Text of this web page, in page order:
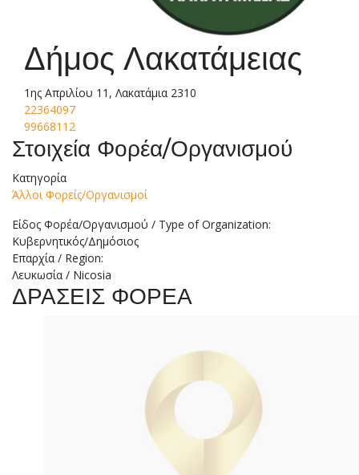
Δήμος Λακατάμειας
1ης Απριλίου 11, Λακατάμια 2310
22364097
99668112
Στοιχεία Φορέα/Οργανισμού
Κατηγορία
Άλλοι Φορείς/Οργανισμοί
Είδος Φορέα/Οργανισμού / Type of Organization:
Κυβερνητικός/Δημόσιος
Επαρχία / Region:
Λευκωσία / Nicosia
ΔΡΑΣΕΙΣ ΦΟΡΕΑ